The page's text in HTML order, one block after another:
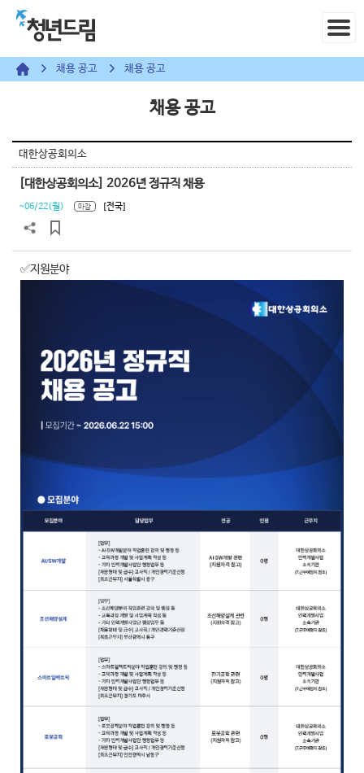
채용 공고 채용 공고
채용 공고
대한상공회의소
[대한상공회의소] 2026년 정규직 채용
~06/22(월) 마감 [전국]
✅지원분야